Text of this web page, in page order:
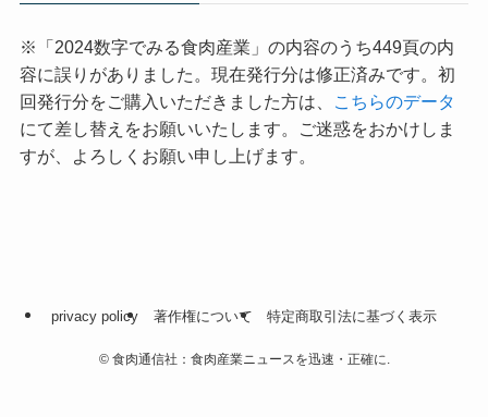
※「2024数字でみる食肉産業」の内容のうち449頁の内
容に誤りがありました。現在発行分は修正済みです。初
回発行分をご購入いただきました方は、
こちらのデータ
にて差し替えをお願いいたします。ご迷惑をおかけしま
すが、よろしくお願い申し上げます。
privacy policy 著作権について 特定商取引法に基づく表示
©食肉通信社：食肉産業ニュースを迅速・正確に.